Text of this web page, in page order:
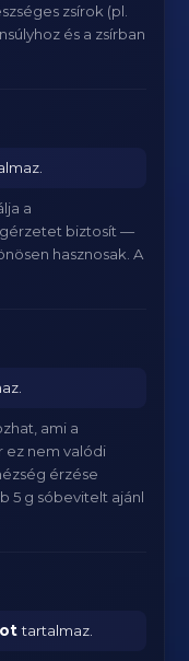
zsírok (pl.
és a zsírban
a
biztosít —
hasznosak. A
ami a
ez nem valódi
érzése
5 g sóbevitelt ajánl
tartalmaz.